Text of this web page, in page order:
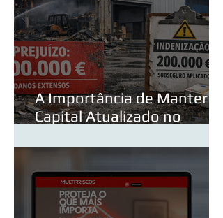
A Importância de Manter o
Capital Atualizado no
Industrial — Incluindo a
Valorização do Edifício